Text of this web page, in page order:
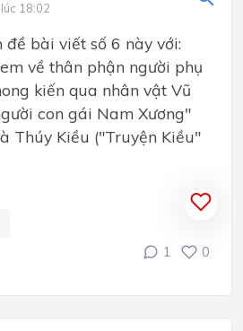
18:02
bài viết số 6 này với:
về thân phận người phụ
kiến qua nhân vật Vũ
con gái Nam Xương"
Thúy Kiều ("Truyện Kiều"
1 0